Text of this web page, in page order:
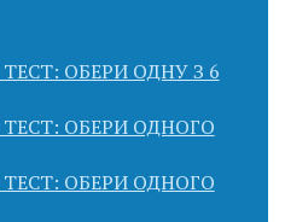
ОБЕРИ ОДНУ З 6
ОБЕРИ ОДНОГО
ОБЕРИ ОДНОГО